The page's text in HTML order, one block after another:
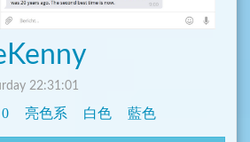
22:31:01
0 亮色系 白色 藍色